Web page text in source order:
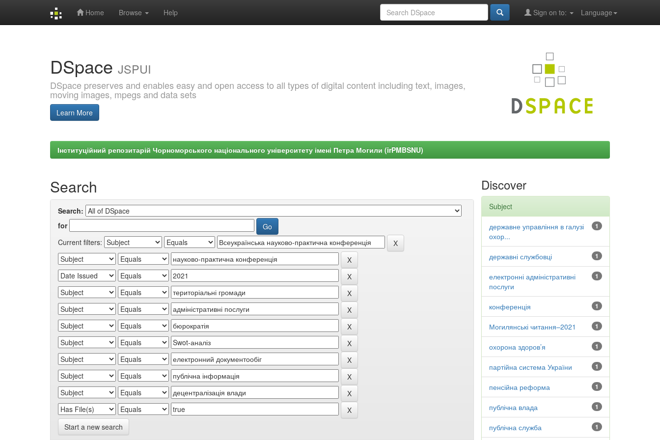
Home Browse Help Language
Sign on to:
DSpace JSPUI
DSpace preserves and enables easy and open access to all types of digital content including text, images,
moving images, mpegs and data sets
Learn More
Інституційний репозитарій Чорноморського національного університету імені Петра Могили (irPMBSNU)
Search
Search:
for
Current filters:
Start a new search
Discover
Subject
1
державне управління в галузі
охор...
1
державні службовці
1
електронні адміністративні
послуги
1
конференція
1
Могилянські читання–2021
1
охорона здоров’я
1
партійна система України
1
пенсійна реформа
1
публічна влада
1
публічна служба